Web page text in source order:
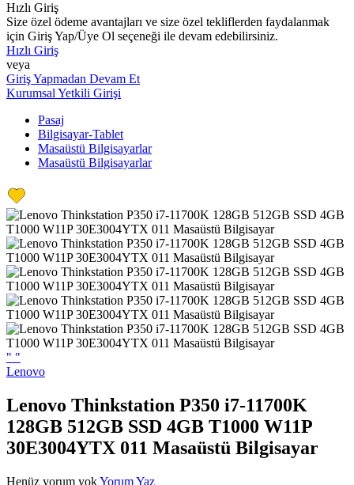
Hızlı Giriş
Size özel ödeme avantajları ve size özel tekliflerden faydalanmak
için Giriş Yap/Üye Ol seçeneği ile devam edebilirsiniz.
Hızlı Giriş
veya
Giriş Yapmadan Devam Et
Kurumsal Yetkili Girişi
Pasaj
Bilgisayar-Tablet
Masaüstü Bilgisayarlar
Masaüstü Bilgisayarlar
" "
Lenovo
Lenovo Thinkstation P350 i7-11700K
128GB 512GB SSD 4GB T1000 W11P
30E3004YTX 011 Masaüstü Bilgisayar
Henüz yorum yokYorum Yaz